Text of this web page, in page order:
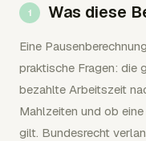
Was diese
Eine
praktische Fragen: die
bezahlte Arbeitszeit
Mahlzeiten und ob
gilt. Bundesrecht